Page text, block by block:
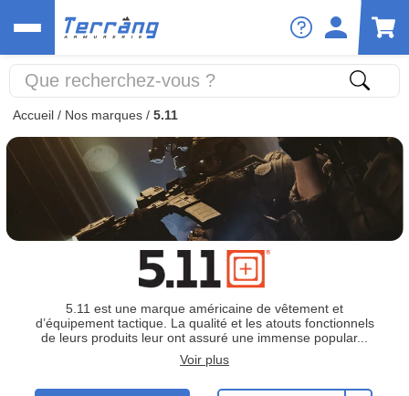
Accueil / Nos marques / 5.11
5.11 est une marque américaine de vêtement et
d’équipement tactique. La qualité et les atouts fonctionnels
de leurs produits leur ont assuré une immense popular...
Voir plus